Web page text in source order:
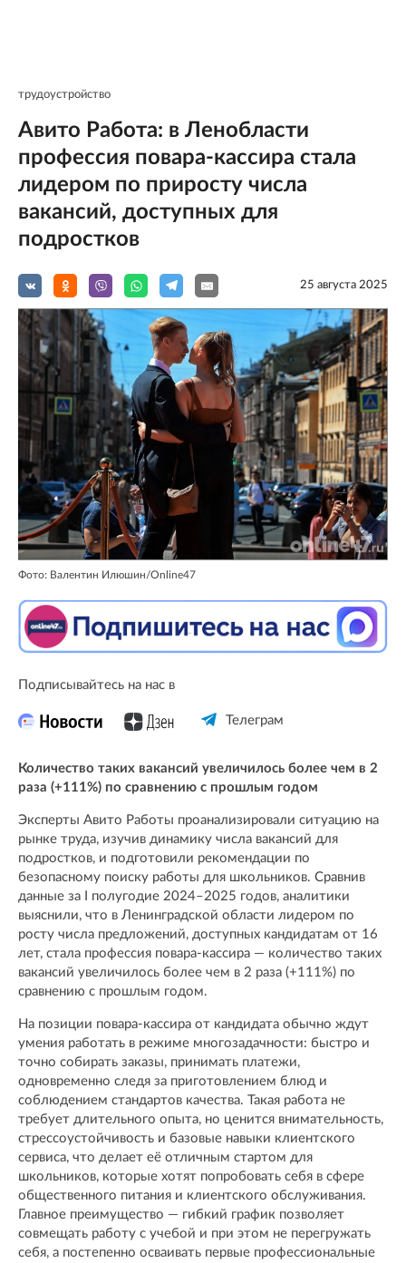
трудоустройство
Авито Работа: в Ленобласти
профессия повара-кассира стала
лидером по приросту числа
вакансий, доступных для
подростков
25 августа 2025
Фото: Валентин Илюшин/Online47
Подписывайтесь на нас в
Телеграм
Количество таких вакансий увеличилось более чем в 2
раза (+111%) по сравнению с прошлым годом
Эксперты Авито Работы проанализировали ситуацию на
рынке труда, изучив динамику числа вакансий для
подростков, и подготовили рекомендации по
безопасному поиску работы для школьников. Сравнив
данные за I полугодие 2024–2025 годов, аналитики
выяснили, что в Ленинградской области лидером по
росту числа предложений, доступных кандидатам от 16
лет, стала профессия повара-кассира — количество таких
вакансий увеличилось более чем в 2 раза (+111%) по
сравнению с прошлым годом.
На позиции повара-кассира от кандидата обычно ждут
умения работать в режиме многозадачности: быстро и
точно собирать заказы, принимать платежи,
одновременно следя за приготовлением блюд и
соблюдением стандартов качества. Такая работа не
требует длительного опыта, но ценится внимательность,
стрессоустойчивость и базовые навыки клиентского
сервиса, что делает её отличным стартом для
школьников, которые хотят попробовать себя в сфере
общественного питания и клиентского обслуживания.
Главное преимущество — гибкий график позволяет
совмещать работу с учебой и при этом не перегружать
себя, а постепенно осваивать первые профессиональные